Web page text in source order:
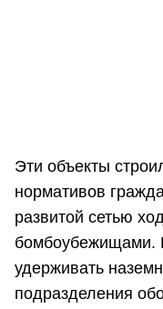
Эти объекты
нормативов
развитой сетью
бомбоубежищами.
удерживать
подразделения